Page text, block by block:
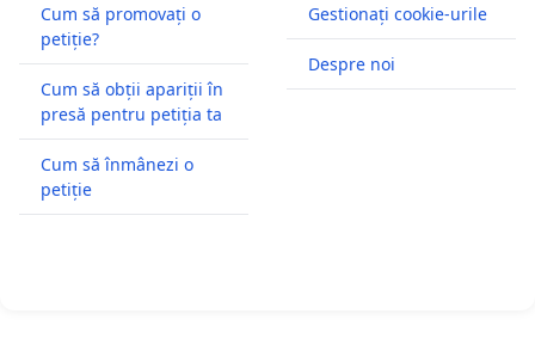
Cum să promovați o
petiție?
Cum să obții apariții în
presă pentru petiția ta
Cum să înmânezi o
petiție
Gestionați cookie-urile
Despre noi